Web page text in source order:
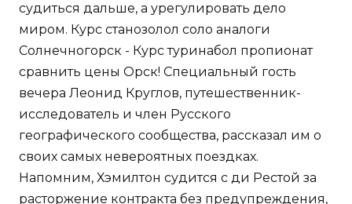
судиться дальше, а урегулировать дело
миром. Курс станозолол соло аналоги
Солнечногорск - Курс туринабол пропионат
сравнить цены Орск! Специальный гость
вечера Леонид Круглов, путешественник-
исследователь и член Русского
географического сообщества, рассказал им о
своих самых невероятных поездках.
Напомним, Хэмилтон судится с ди Рестой за
расторжение контракта без предупреждения,